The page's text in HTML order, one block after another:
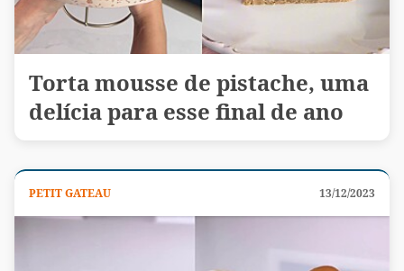
Torta mousse de pistache, uma
delícia para esse final de ano
PETIT GATEAU 13/12/2023